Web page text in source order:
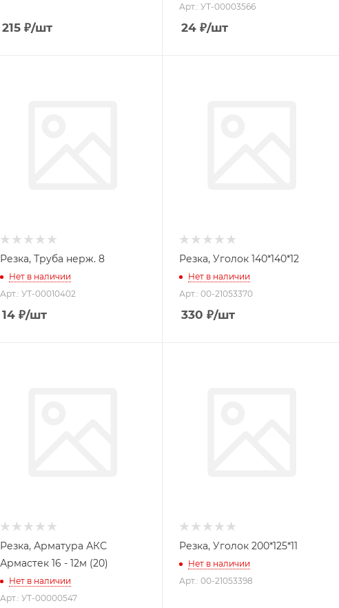
215 ₽/шт
Арт.: УТ-00003566
24₽/шт
Резка, Труба нерж. 8
Нет в наличии
Арт.: УТ-00010402
14 ₽/шт
Резка, Уголок 140*140*12
Нет в наличии
Арт.: 00-21053370
330 ₽/шт
Резка, Арматура АКС
Армастек 16 - 12м (20)
Нет в наличии
Арт.: УТ-00000547
Резка, Уголок 200*125*11
Нет в наличии
Арт.: 00-21053398